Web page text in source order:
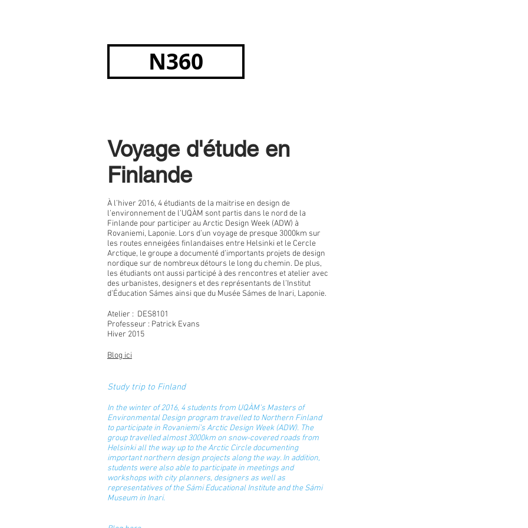
N360
Voyage d'étude en
Finlande
À l’hiver 2016, 4 étudiants de la maitrise en design de
l’environnement de l’UQÀM sont partis dans le nord de la
Finlande pour participer au Arctic Design Week (ADW) à
Rovaniemi, Laponie. Lors d’un voyage de presque 3000km sur
les routes enneigées finlandaises entre Helsinki et le Cercle
Arctique, le groupe a documenté d’importants projets de design
nordique sur de nombreux détours le long du chemin. De plus,
les étudiants ont aussi participé à des rencontres et atelier avec
des urbanistes, designers et des représentants de l’Institut
d’Éducation Sámes ainsi que du Musée Sámes de Inari, Laponie.
Atelier : DES8101
Professeur : Patrick Evans
Hiver 2015
Blog ici
Study trip to Finland
In the winter of 2016, 4 students from UQÀM’s Masters of
Environmental Design program travelled to Northern Finland
to participate in Rovaniemi’s Arctic Design Week (ADW). The
group travelled almost 3000km on snow-covered roads from
Helsinki all the way up to the Arctic Circle documenting
important northern design projects along the way. In addition,
students were also able to participate in meetings and
workshops with city planners, designers as well as
representatives of the Sámi Educational Institute and the Sámi
Museum in Inari.
N360